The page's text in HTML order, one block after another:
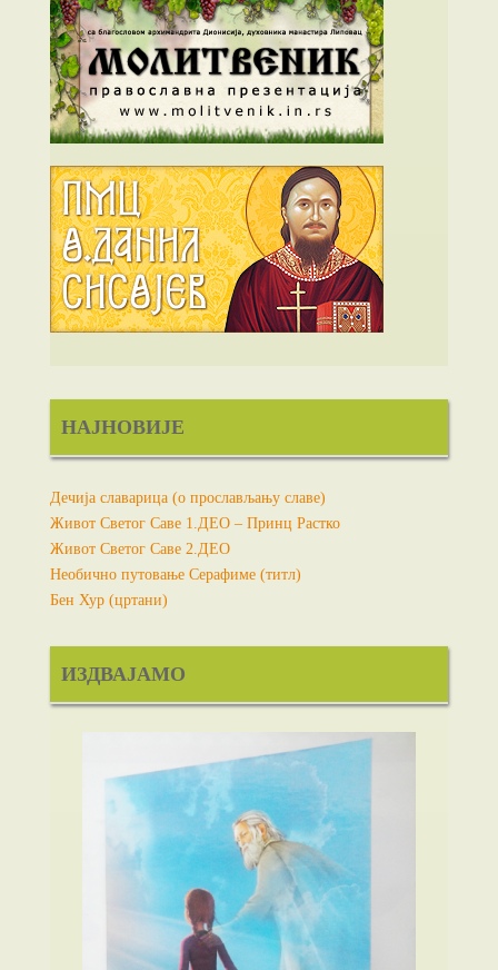
НАЈНОВИЈЕ
Дечија славарица (о прослављању славе)
Живот Светог Саве 1.ДЕО – Принц Растко
Живот Светог Саве 2.ДЕО
Необично путовање Серафиме (титл)
Бен Хур (цртани)
ИЗДВАЈАМО